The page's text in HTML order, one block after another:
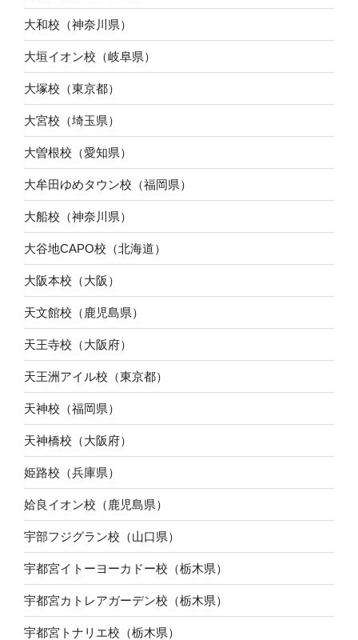
大和校（神奈川県）
大垣イオン校（岐阜県）
大塚校（東京都）
大宮校（埼玉県）
大曽根校（愛知県）
大牟田ゆめタウン校（福岡県）
大船校（神奈川県）
大谷地CAPO校（北海道）
大阪本校（大阪）
天文館校（鹿児島県）
天王寺校（大阪府）
天王洲アイル校（東京都）
天神校（福岡県）
天神橋校（大阪府）
姫路校（兵庫県）
姶良イオン校（鹿児島県）
宇部フジグラン校（山口県）
宇都宮イトーヨーカドー校（栃木県）
宇都宮カトレアガーデン校（栃木県）
宇都宮トナリエ校（栃木県）